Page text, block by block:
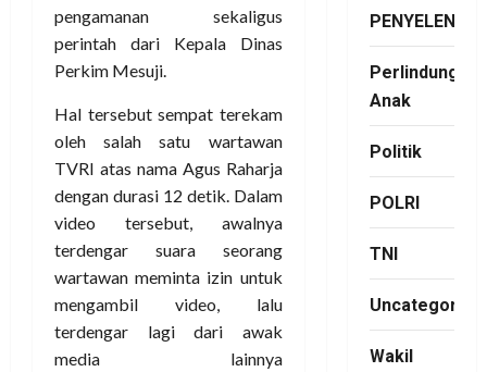
pengamanan sekaligus
perintah dari Kepala Dinas
Perkim Mesuji.
Hal tersebut sempat terekam
oleh salah satu wartawan
TVRI atas nama Agus Raharja
dengan durasi 12 detik. Dalam
video tersebut, awalnya
terdengar suara seorang
wartawan meminta izin untuk
mengambil video, lalu
terdengar lagi dari awak
media lainnya
Perlindungan
Anak
Politik
POLRI
TNI
Wakil